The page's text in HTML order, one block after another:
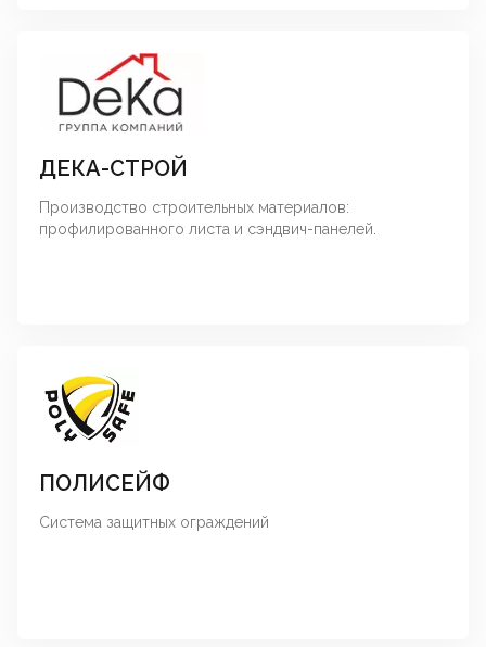
ДЕКА-СТРОЙ
Производство строительных материалов:
профилированного листа и сэндвич-панелей.
ПОЛИСЕЙФ
Система защитных ограждений